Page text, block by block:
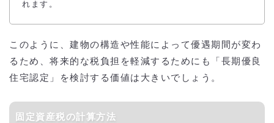
れます。
このように、建物の構造や性能によって優遇期間が変わ
るため、将来的な税負担を軽減するためにも「長期優良
住宅認定」を検討する価値は大きいでしょう。
固定資産税の計算方法